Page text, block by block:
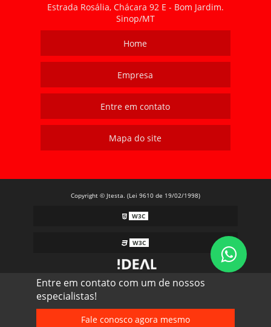
Entre em contato com um de nossos
especialistas!
Fale conosco agora mesmo
Estrada Rosália, Chácara 92 E - Bom Jardim.
Sinop/MT
Home
Empresa
Entre em contato
Mapa do site
Copyright © Jtesta. (Lei 9610 de 19/02/1998)
W3C
W3C